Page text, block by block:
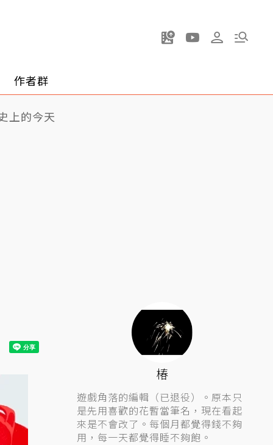
作者群
上的今天
椿
遊戲角落的編輯（已退役）。原本只
是先用喜歡的花暫當筆名，現在看起
來是不會改了。每個月都覺得錢不夠
用，每一天都覺得睡不夠飽。